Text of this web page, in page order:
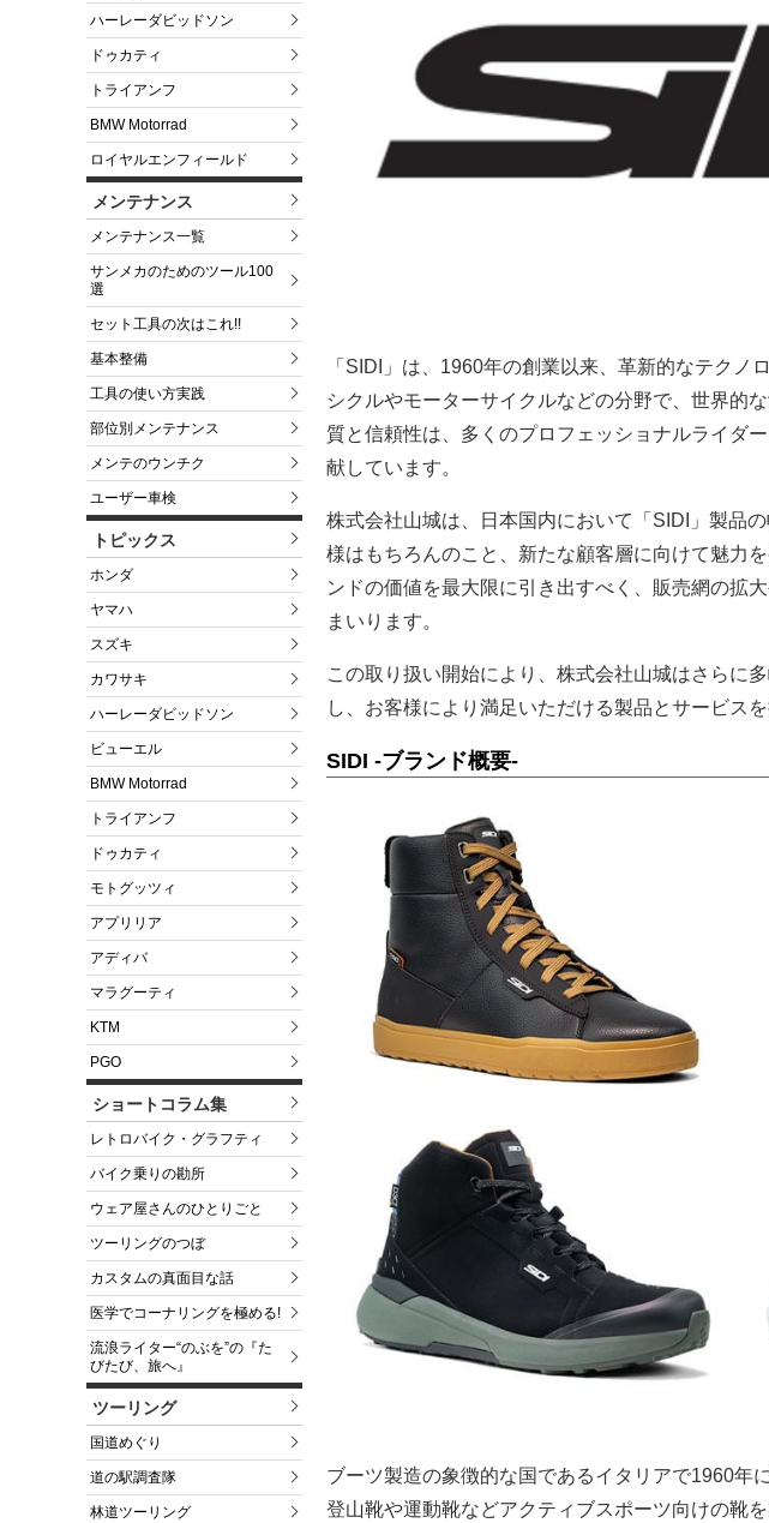
ハーレーダビッドソン
ドゥカティ
トライアンフ
BMW Motorrad
ロイヤルエンフィールド
メンテナンス
メンテナンス一覧
サンメカのためのツール100
選
セット工具の次はこれ!!
基本整備
工具の使い方実践
部位別メンテナンス
メンテのウンチク
ユーザー車検
トピックス
ホンダ
ヤマハ
スズキ
カワサキ
ハーレーダビッドソン
ビューエル
BMW Motorrad
トライアンフ
ドゥカティ
モトグッツィ
アプリリア
アディバ
マラグーティ
KTM
PGO
ショートコラム集
レトロバイク・グラフティ
バイク乗りの勘所
ウェア屋さんのひとりごと
ツーリングのつぼ
カスタムの真面目な話
医学でコーナリングを極める!
流浪ライター“のぶを”の『た
びたび、旅へ』
ツーリング
国道めぐり
道の駅調査隊
林道ツーリング
「SIDI」は、1960年の創業以来、革新的なテクノ
シクルやモーターサイクルなどの分野で、世界的
質と信頼性は、多くのプロフェッショナルライダ
献しています。
株式会社山城は、日本国内において「SIDI」製品
様はもちろんのこと、新たな顧客層に向けて魅力
ンドの価値を最大限に引き出すべく、販売網の拡
まいります。
この取り扱い開始により、株式会社山城はさらに
し、お客様により満足いただける製品とサービス
SIDI -ブランド概要-
ブーツ製造の象徴的な国であるイタリアで1960年
登山靴や運動靴などアクティブスポーツ向けの靴